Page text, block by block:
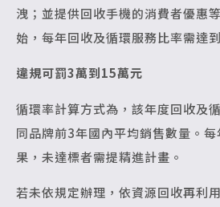
洩；並提供回收手機的消費者優惠
始，每年回收及循環服務比率需達
違規可罰3萬到15萬元
循環率計算方式為，該年度回收及
同品牌前3年國內平均銷售數量。
果，未達標者需提精進計畫。
若未依規定辦理，依資源回收再利